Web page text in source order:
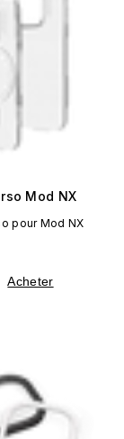
Mod NX
pour Mod NX
Acheter